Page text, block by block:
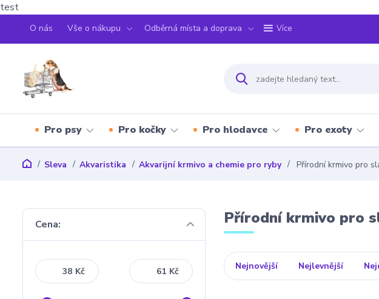
test
O nás Vše o nákupu Odběrná místa a doprava Více
Pro psy Pro kočky Pro hlodavce Pro exoty
Sleva Akvaristika Akvarijní krmivo a chemie pro ryby Přírodní krmivo pro
Přírodní krmivo pro
Nejnovější Nejlevnější
Cena:
Kč Kč